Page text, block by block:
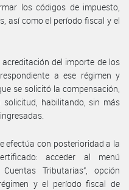
los códigos de impuesto,
así como el período fiscal y el
del importe de los
a ese régimen y
se solicitó la compensación,
habilitando, sin más
efectúa con posterioridad a la
acceder al menú
Tributarias”, opción
y el período fiscal de